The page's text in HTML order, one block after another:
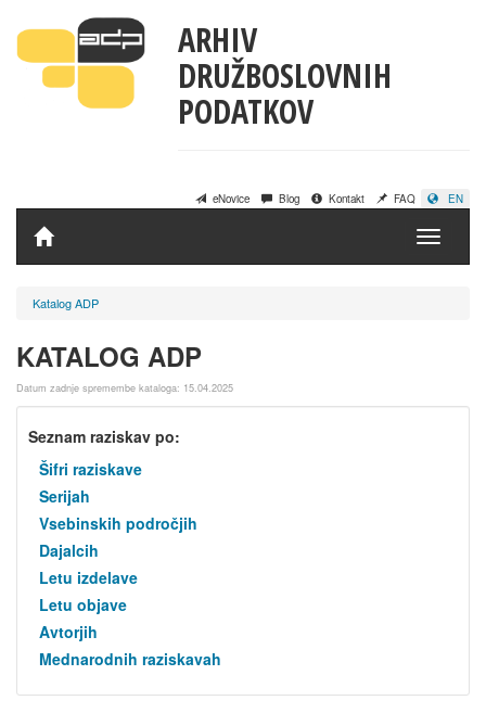
ARHIV
DRUŽBOSLOVNIH
PODATKOV
eNovice Blog Kontakt FAQ EN
Domov
Katalog ADP
KATALOG ADP
Datum zadnje spremembe kataloga: 15.04.2025
Seznam raziskav po:
Šifri raziskave
Serijah
Vsebinskih področjih
Dajalcih
Letu izdelave
Letu objave
Avtorjih
Mednarodnih raziskavah